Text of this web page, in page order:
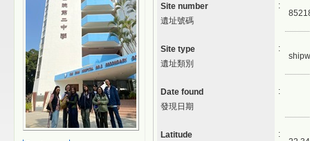
Site number
遺址號碼
:
Site type
遺址類別
:
Date found
發現日期
:
Latitude
: